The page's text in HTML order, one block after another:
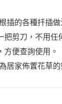
插的各種扦插
剪刀，不用任
便查詢使用。
居家佈置花草的